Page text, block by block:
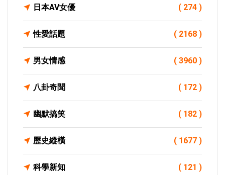
日本AV女優 ( 274 )
性愛話題 ( 2168 )
男女情感 ( 3960 )
八卦奇聞 ( 172 )
幽默搞笑 ( 182 )
歷史縱橫 ( 1677 )
科學新知 ( 121 )